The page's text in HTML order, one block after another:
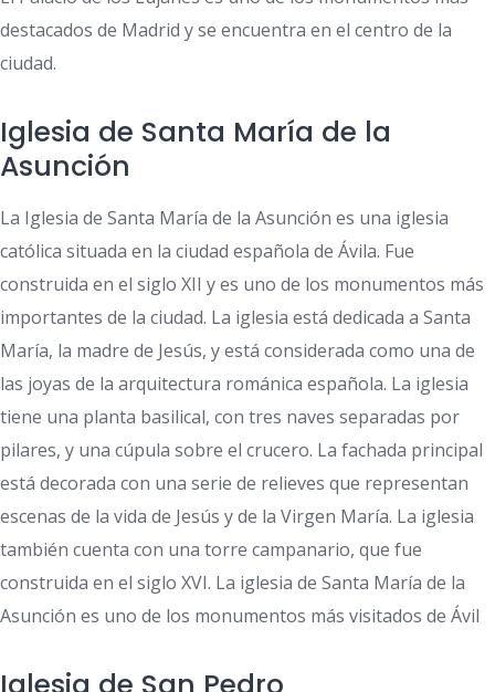
destacados de Madrid y se encuentra en el centro de la
ciudad.
Iglesia de Santa María de la
Asunción
La Iglesia de Santa María de la Asunción es una iglesia
católica situada en la ciudad española de Ávila. Fue
construida en el siglo XII y es uno de los monumentos más
importantes de la ciudad. La iglesia está dedicada a Santa
María, la madre de Jesús, y está considerada como una de
las joyas de la arquitectura románica española. La iglesia
tiene una planta basilical, con tres naves separadas por
pilares, y una cúpula sobre el crucero. La fachada principal
está decorada con una serie de relieves que representan
escenas de la vida de Jesús y de la Virgen María. La iglesia
también cuenta con una torre campanario, que fue
construida en el siglo XVI. La iglesia de Santa María de la
Asunción es uno de los monumentos más visitados de Ávil